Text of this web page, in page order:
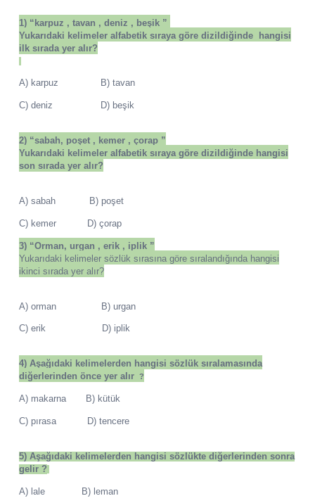
1) “karpuz , tavan , deniz , beşik ”
Yukarıdaki kelimeler alfabetik sıraya göre dizildiğinde hangisi
ilk sırada yer alır?
A) karpuz B) tavan
C) deniz D) beşik
2) “sabah, poşet , kemer , çorap ”
Yukarıdaki kelimeler alfabetik sıraya göre dizildiğinde hangisi
son sırada yer alır?
A) sabah B) poşet
C) kemer D) çorap
3) “Orman, urgan , erik , iplik ”
Yukarıdaki kelimeler sözlük sırasına göre sıralandığında hangisi
ikinci sırada yer alır?
A) orman B) urgan
C) erik D) iplik
4) Aşağıdaki kelimelerden hangisi sözlük sıralamasında
diğerlerinden önce yer alır ?
A) makarna B) kütük
C) pırasa D) tencere
5) Aşağıdaki kelimelerden hangisi sözlükte diğerlerinden sonra
gelir ?
A) lale B) leman